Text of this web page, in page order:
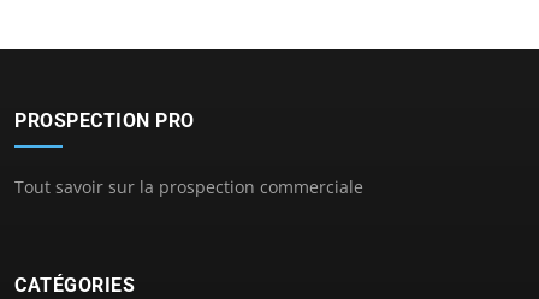
PROSPECTION PRO
Tout savoir sur la prospection commerciale
CATÉGORIES